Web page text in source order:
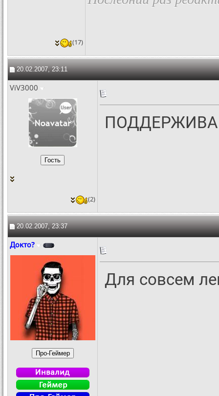
(17)
20.02.2007, 23:11
ViV3000
(2)
20.02.2007, 23:37
Докто?
Для совсем